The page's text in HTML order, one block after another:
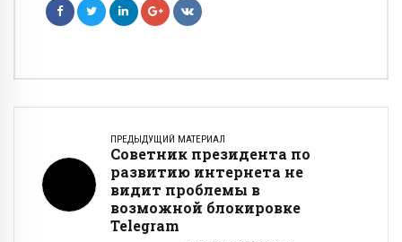
ПРЕДЫДУЩИЙ МАТЕРИАЛ
Советник президента по
развитию интернета не
видит проблемы в
возможной блокировке
Telegram